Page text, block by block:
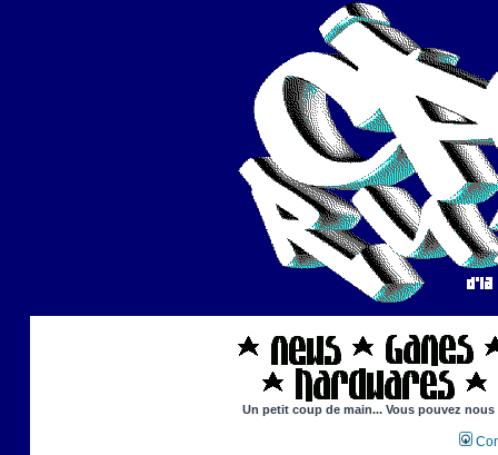
Un petit coup de main... Vous pouvez